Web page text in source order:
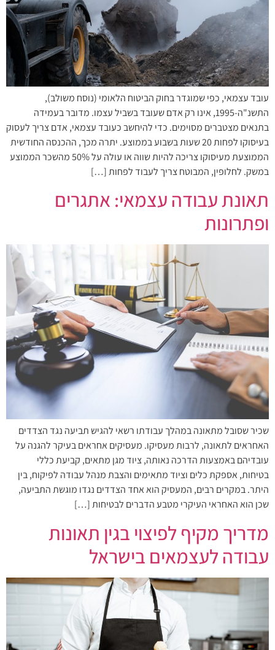
עובד עצמאי, כפי שמוגדר בחוק הביטוח הלאומי (נוסח משולב),
התשנ"ה-1995, אינו רק אדם שעובד בשביל עצמו. מדובר בעמידה
בתנאים מצטברים מסוימים. כדי להיחשב כעובד עצמאי, אדם צריך לעסוק
בעיסוקו לפחות 20 שעות בשבוע בממוצע. יתרה מכך, ההכנסה החודשית
הממוצעת מעיסוקו צריכה להיות שווה או עולה על 50% מהשכר הממוצע
במשק. לחלופין, המבוטח צריך לעבוד לפחות […]
תאונת עבודה עצמאי: אתגרים
ופתרונות
שכיר שסובל מתאונה במהלך עבודתו רשאי להגיש תביעה נגד הצדדים
האחראים לתאונה, לרבות מעסיקו. מעסיקים אחראים בעיקר להגנה על
עובדיהם באמצעות הדרכה נאותה, ציוד מגן מתאים, קביעת כללי
בטיחות, אספקת כלים וציוד מתאימים והצבת מנהל עבודה לפיקוח, בין
היתר. במקרים רבים, המעסיק הוא אחד הצדדים נגדו מוגשת התביעה,
שכן הוא האחראי העיקרי מטבע הדברים לבטיחות […]
מדריך מקיף לפיצוי בגין תאונות
עבודה לעצמאים בישראל